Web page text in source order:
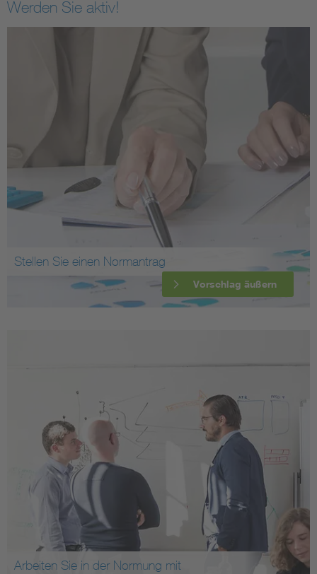
Werden Sie aktiv!
Stellen Sie einen Normantrag
Vorschlag äußern
Arbeiten Sie in der Normung mit